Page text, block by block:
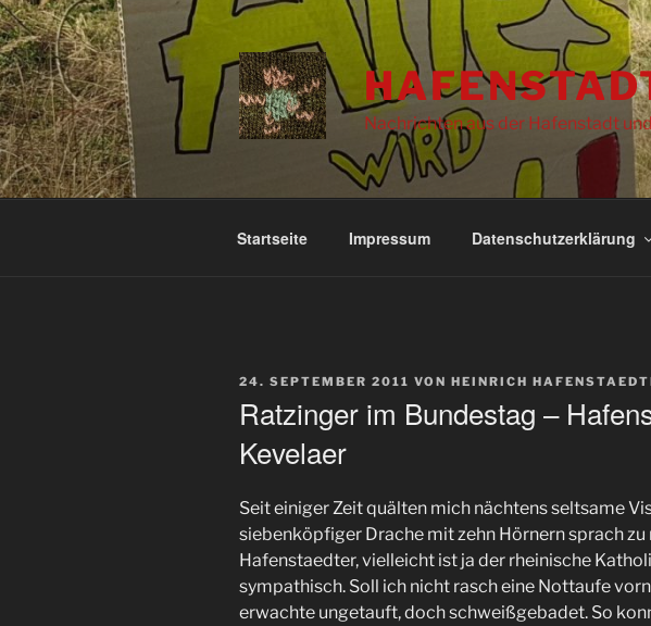
Zum
Inhalt
springen
Nachrichten aus der Hafenstadt
Startseite Impressum Datenschutzerklärung
VERÖFFENTLICHT
24. SEPTEMBER 2011 VON HEINRICH
Ratzinger im Bundestag –
Kevelaer
Seit einiger Zeit quälten mich nächtens seltsame
siebenköpfiger Drache mit zehn Hörnern sprach zu
Hafenstaedter, vielleicht ist ja der rheinische
sympathisch. Soll ich nicht rasch eine Nottaufe
erwachte ungetauft, doch schweißgebadet. So